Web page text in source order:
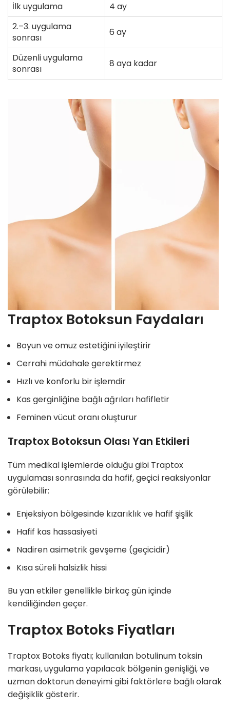
İlk uygulama
4 ay
2.–3. uygulama
sonrası
6 ay
Düzenli uygulama
sonrası
8 aya kadar
Traptox Botoksun Faydaları
Boyun ve omuz estetiğini iyileştirir
Cerrahi müdahale gerektirmez
Hızlı ve konforlu bir işlemdir
Kas gerginliğine bağlı ağrıları hafifletir
Feminen vücut oranı oluşturur
Traptox Botoksun Olası Yan Etkileri
Tüm medikal işlemlerde olduğu gibi Traptox
uygulaması sonrasında da hafif, geçici reaksiyonlar
görülebilir:
Enjeksiyon bölgesinde kızarıklık ve hafif şişlik
Hafif kas hassasiyeti
Nadiren asimetrik gevşeme (geçicidir)
Kısa süreli halsizlik hissi
Bu yan etkiler genellikle birkaç gün içinde
kendiliğinden geçer.
Traptox Botoks Fiyatları
Traptox Botoks fiyatı; kullanılan botulinum toksin
markası, uygulama yapılacak bölgenin genişliği, ve
uzman doktorun deneyimi gibi faktörlere bağlı olarak
değişiklik gösterir.